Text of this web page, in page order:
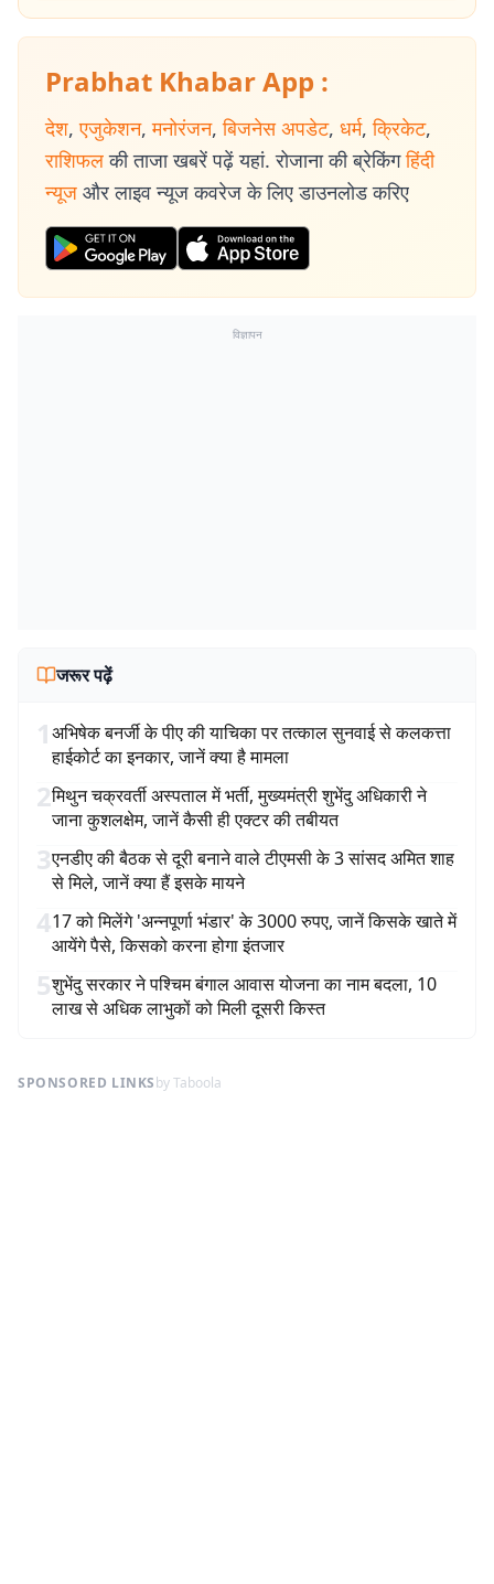
Prabhat Khabar App :
देश, एजुकेशन, मनोरंजन, बिजनेस अपडेट, धर्म, क्रिकेट,
राशिफल की ताजा खबरें पढ़ें यहां. रोजाना की ब्रेकिंग हिंदी
न्यूज और लाइव न्यूज कवरेज के लिए डाउनलोड करिए
विज्ञापन
जरूर पढ़ें
1अभिषेक बनर्जी के पीए की याचिका पर तत्काल सुनवाई से कलकत्ता
हाईकोर्ट का इनकार, जानें क्या है मामला
2मिथुन चक्रवर्ती अस्पताल में भर्ती, मुख्यमंत्री शुभेंदु अधिकारी ने
जाना कुशलक्षेम, जानें कैसी ही एक्टर की तबीयत
3एनडीए की बैठक से दूरी बनाने वाले टीएमसी के 3 सांसद अमित शाह
से मिले, जानें क्या हैं इसके मायने
417 को मिलेंगे 'अन्नपूर्णा भंडार' के 3000 रुपए, जानें किसके खाते में
आयेंगे पैसे, किसको करना होगा इंतजार
5शुभेंदु सरकार ने पश्चिम बंगाल आवास योजना का नाम बदला, 10
लाख से अधिक लाभुकों को मिली दूसरी किस्त
SPONSORED LINKSby Taboola